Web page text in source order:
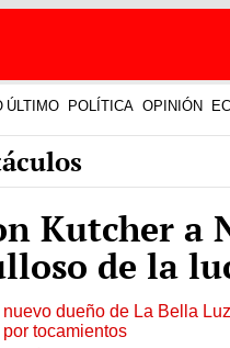
ÚLTIMO POLÍTICA OPINIÓN
Kutcher a
de la
nuevo dueño de La Bella
tocamientos